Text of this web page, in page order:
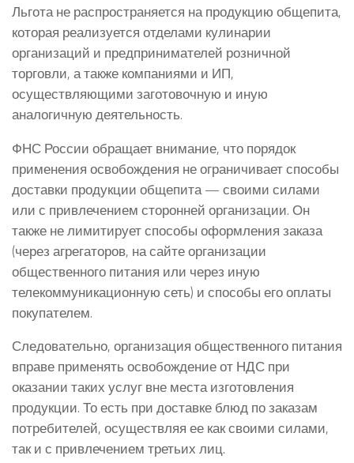
Льгота не распространяется на продукцию общепита,
которая реализуется отделами кулинарии
организаций и предпринимателей розничной
торговли, а также компаниями и ИП,
осуществляющими заготовочную и иную
аналогичную деятельность.
ФНС России обращает внимание, что порядок
применения освобождения не ограничивает способы
доставки продукции общепита — своими силами
или с привлечением сторонней организации. Он
также не лимитирует способы оформления заказа
(через агрегаторов, на сайте организации
общественного питания или через иную
телекоммуникационную сеть) и способы его оплаты
покупателем.
Следовательно, организация общественного питания
вправе применять освобождение от НДС при
оказании таких услуг вне места изготовления
продукции. То есть при доставке блюд по заказам
потребителей, осуществляя ее как своими силами,
так и с привлечением третьих лиц.